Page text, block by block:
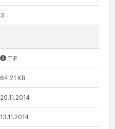
3
TIF
64.21 KB
20.11.2014
13.11.2014